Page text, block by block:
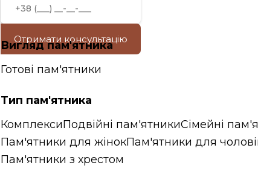
Отримати консультацію
Вигляд пам'ятника
Готові пам'ятники
Тип пам'ятника
КомплексиПодвійні пам'ятникиСімейні
Пам'ятники для жінокПам'ятники для
Пам'ятники з хрестом